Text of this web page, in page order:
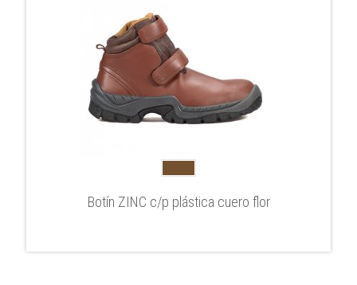
Botín ZINC c/p plástica cuero flor